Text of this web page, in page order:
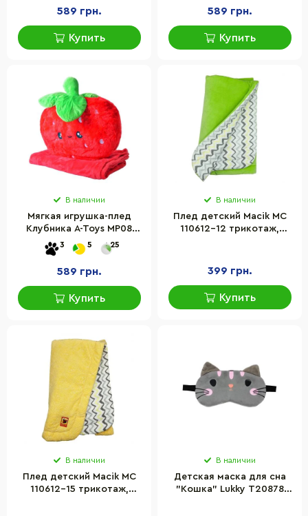
589 грн.
Купить
589 грн.
Купить
В наличии
Мягкая игрушка-плед
Клубника A-Toys MP08
плед 80*120 см
3 5 25
589 грн.
Купить
В наличии
Плед детский Macik МС
110612-12 трикотаж,
399 грн.
Купить
В наличии
Плед детский Macik МС
110612-15 трикотаж,
В наличии
Детская маска для сна
"Кошка" Lukky T20878